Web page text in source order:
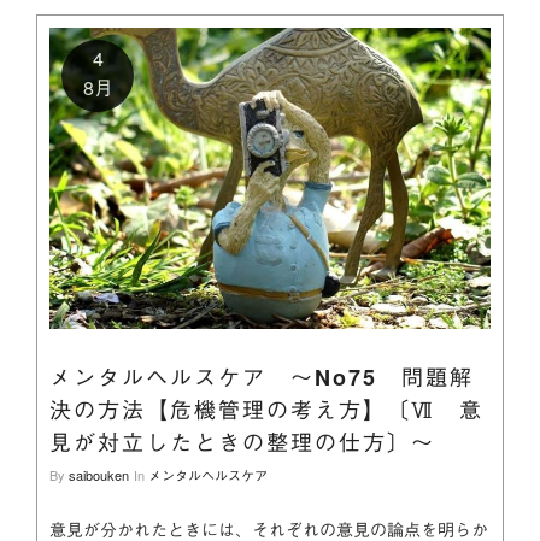
4
8月
メンタルヘルスケア ～No75 問題解
決の方法【危機管理の考え方】〔Ⅶ 意
見が対立したときの整理の仕方〕～
By saibouken In メンタルヘルスケア
意見が分かれたときには、それぞれの意見の論点を明らか